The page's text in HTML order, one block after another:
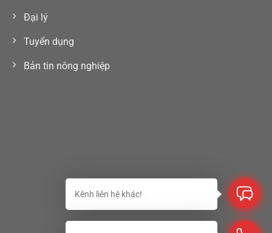
Đại lý
Tuyển dụng
Bản tin nông nghiệp
Copyright 2026 © Phân bón Sinh học. All Rights Reserved.
Kênh liên hệ khác!